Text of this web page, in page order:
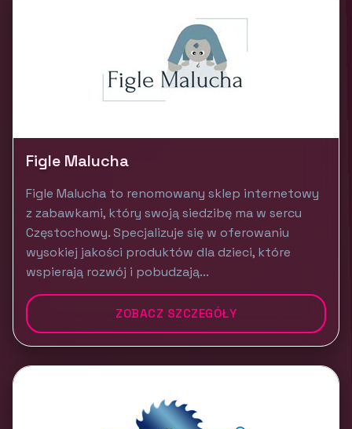
Figle Malucha
Figle Malucha to renomowany sklep internetowy
z zabawkami, który swoją siedzibę ma w sercu
Częstochowy. Specjalizuje się w oferowaniu
wysokiej jakości produktów dla dzieci, które
wspierają rozwój i pobudzają...
ZOBACZ SZCZEGÓŁY